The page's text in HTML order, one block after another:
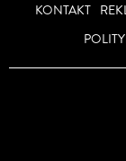
KONTAKT